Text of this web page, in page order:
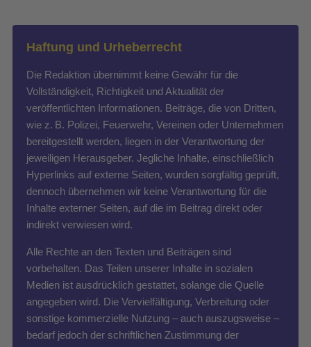
Haftung und Urheberrecht
Die Redaktion übernimmt keine Gewähr für die
Vollständigkeit, Richtigkeit und Aktualität der
veröffentlichten Informationen. Beiträge, die von Dritten,
wie z. B. Polizei, Feuerwehr, Vereinen oder Unternehmen
bereitgestellt werden, liegen in der Verantwortung der
jeweiligen Herausgeber. Jegliche Inhalte, einschließlich
Hyperlinks auf externe Seiten, wurden sorgfältig geprüft,
dennoch übernehmen wir keine Verantwortung für die
Inhalte externer Seiten, auf die im Beitrag direkt oder
indirekt verwiesen wird.
Alle Rechte an den Texten und Beiträgen sind
vorbehalten. Das Teilen unserer Inhalte in sozialen
Medien ist ausdrücklich gestattet, solange die Quelle
angegeben wird. Die Vervielfältigung, Verbreitung oder
sonstige kommerzielle Nutzung – auch auszugsweise –
bedarf jedoch der schriftlichen Zustimmung der